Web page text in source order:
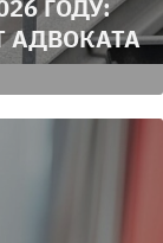
ГОДУ:
АДВОКАТА